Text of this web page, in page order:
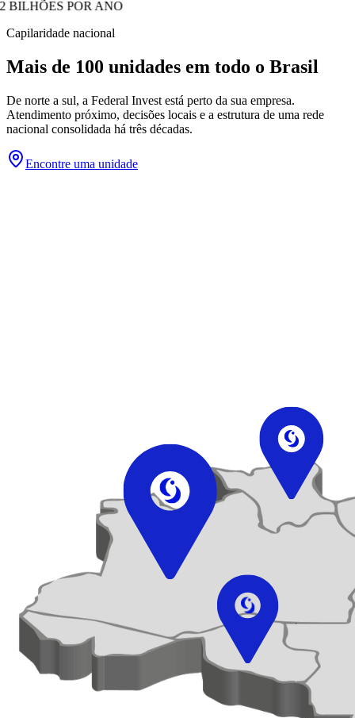
BILHÕES POR ANO
Capilaridade nacional
Mais de 100 unidades em todo o Brasil
De norte a sul, a Federal Invest está perto da sua empresa.
Atendimento próximo, decisões locais e a estrutura de uma rede
nacional consolidada há três décadas.
Encontre uma unidade